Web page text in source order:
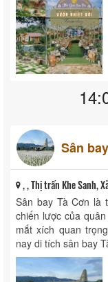
products Wifi
Sân
, , Thị trấn Khe Sanh,
Sân bay Tà Cơn là
chiến lược của
mắt xích quan
nay di tích sân bay